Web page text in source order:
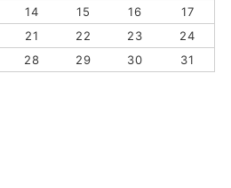
14 15 16
17
21 22 23
24
28 29 30 31